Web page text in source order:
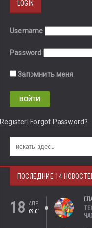
LOGIN
Username
Password
Запомнить меня
Register|Forgot Password?
ПОСЛЕДНИЕ 14
18
АПР
09:01